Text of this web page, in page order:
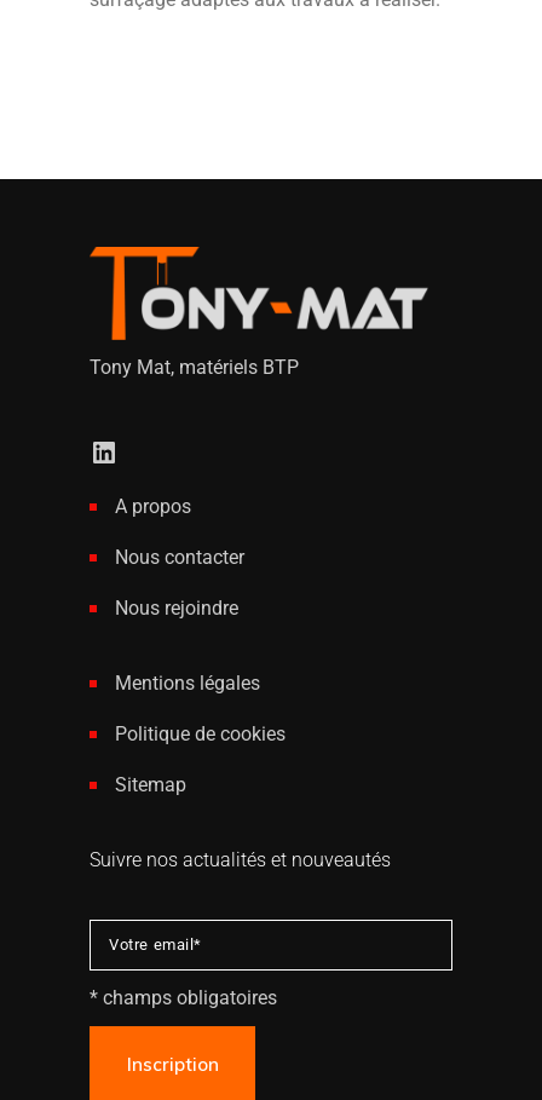
Tony Mat, matériels BTP
A propos
Nous contacter
Nous rejoindre
Mentions légales
Politique de cookies
Sitemap
Suivre nos actualités et nouveautés
* champs obligatoires